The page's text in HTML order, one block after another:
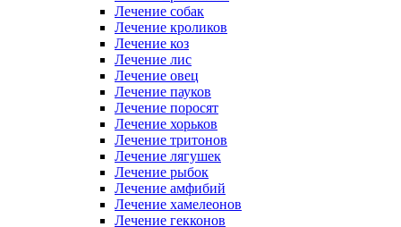
Лечение собак
Лечение кроликов
Лечение коз
Лечение лис
Лечение овец
Лечение пауков
Лечение поросят
Лечение хорьков
Лечение тритонов
Лечение лягушек
Лечение рыбок
Лечение амфибий
Лечение хамелеонов
Лечение гекконов